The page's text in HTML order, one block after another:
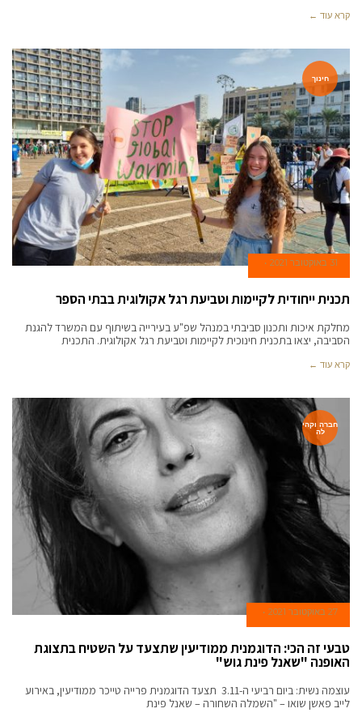
קרא עוד ←
חינוך
31 באוקטובר 2021
תכנית ייחודית לקיימות וטביעת רגל אקולוגית בבתי הספר
מחלקת איכות ותכנון סביבתי במנהל שפ"ע בעירייה בשיתוף עם המשרד להגנת
הסביבה, יצאו בתכנית חינוכית לקיימות וטביעת רגל אקולוגית. התכנית
קרא עוד ←
חברה וקהי
לה
27 באוקטובר 2021
טבעי זה הכי: הדוגמנית ממודיעין שתצעד על השטיח בתצוגת
האופנה "שאנל פינת גוש"
עוצמה נשית: ביום רביעי ה-3.11 תצעד הדוגמנית פרייה טייכר ממודיעין, באירוע
לייב פאשן שואו – "השמלה השחורה – שאנל פינת